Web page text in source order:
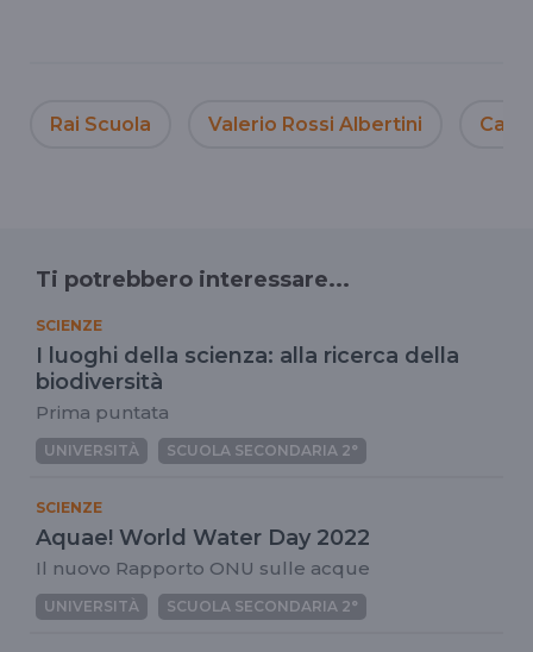
Rai Scuola Valerio Rossi Albertini
Ti potrebbero interessare...
SCIENZE
I luoghi della scienza: alla ricerca della
biodiversità
Prima puntata
UNIVERSITÀ SCUOLA SECONDARIA 2°
SCIENZE
Aquae! World Water Day 2022
Il nuovo Rapporto ONU sulle acque
UNIVERSITÀ SCUOLA SECONDARIA 2°